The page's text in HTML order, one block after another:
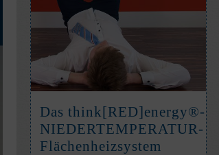
Das think[RED]­energy®-
NIEDER­TEM­PE­RATUR-
Flächen­heiz­system